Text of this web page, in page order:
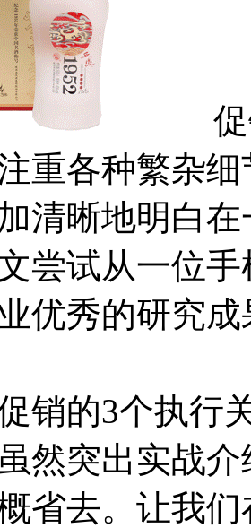
促销
重各种繁杂
清晰地明白
尝试从一位
优秀的研究
的3个执行
突出实战介
省去。让我